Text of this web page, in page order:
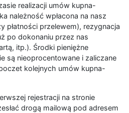
realizacji umów kupna-
należność wpłacona na nasz
płatności przelewem), rezygnacja
po dokonaniu przez nas
itp.). Środki pieniężne
są nieoprocentowane i zaliczane
kolejnych umów kupna-
rejestracji na stronie
drogą mailową pod adresem